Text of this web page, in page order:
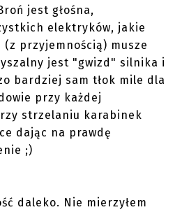
jest głośna,
elektryków, jakie
(z przyjemnością) musze
jest "gwizd" silnika i
bardziej sam tłok mile dla
przy każdej
strzelaniu karabinek
dając na prawdę
;)
daleko. Nie mierzyłem